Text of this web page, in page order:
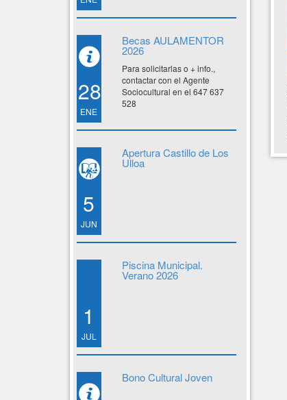
28
ENE
Becas AULAMENTOR
2026
Para solicitarlas o + info.,
contactar con el Agente
Sociocultural en el 647 637
528
5
JUN
Apertura Castillo de Los
Ulloa
1
JUL
Piscina Municipal.
Verano 2026
Bono Cultural Joven